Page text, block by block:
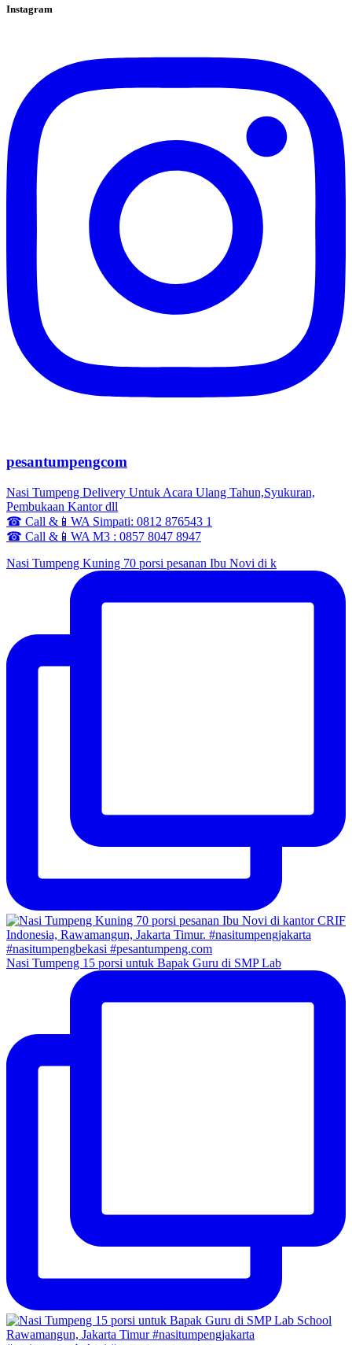
Instagram
pesantumpengcom
Nasi Tumpeng Delivery Untuk Acara Ulang Tahun,Syukuran,
Pembukaan Kantor dll
☎ Call &📱WA Simpati: 0812 876543 1
☎ Call &📱WA M3 : 0857 8047 8947
Nasi Tumpeng Kuning 70 porsi pesanan Ibu Novi di k
Nasi Tumpeng 15 porsi untuk Bapak Guru di SMP Lab